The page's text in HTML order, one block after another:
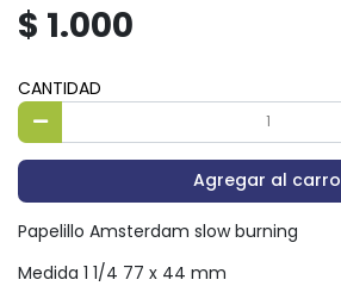
$ 1.000
CANTIDAD
Agregar al carro
Papelillo Amsterdam slow burning
Medida 1 1/4 77 x 44 mm